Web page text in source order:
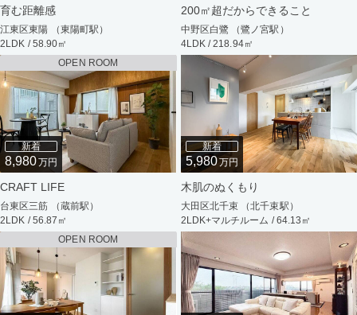
育む距離感
江東区東陽 （東陽町駅）
2LDK / 58.90㎡
200㎡超だからできること
中野区白鷺 （鷺ノ宮駅）
4LDK / 218.94㎡
OPEN ROOM
新着
8,980万円
CRAFT LIFE
台東区三筋 （蔵前駅）
2LDK / 56.87㎡
新着
5,980万円
木肌のぬくもり
大田区北千束 （北千束駅）
2LDK+マルチルーム / 64.13㎡
OPEN ROOM